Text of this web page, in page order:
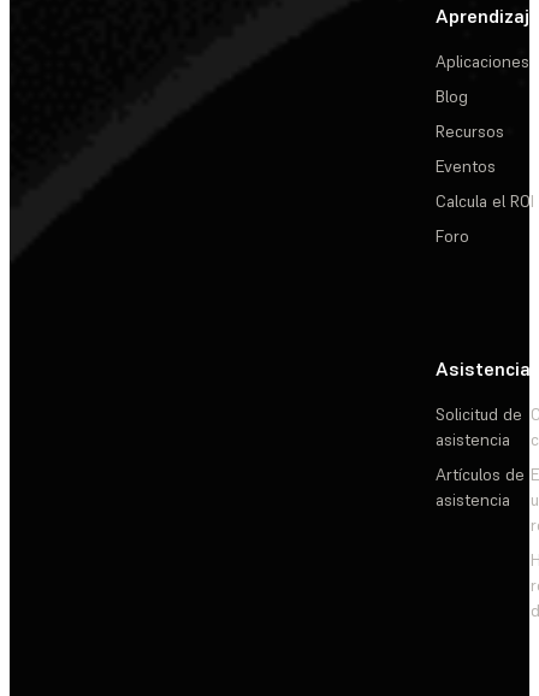
Aprendizaje
Aplicaciones
Blog
Recursos
Eventos
Calcula el ROI
Foro
Asistencia
Solicitud de
asistencia
Artículos de
asistencia